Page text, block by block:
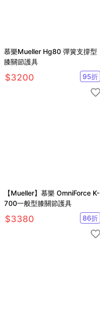
慕樂Mueller Hg80 彈簧支撐型
膝關節護具
$3200 95折
【Mueller】慕樂 OmniForce K-
700一般型膝關節護具
$3380 86折